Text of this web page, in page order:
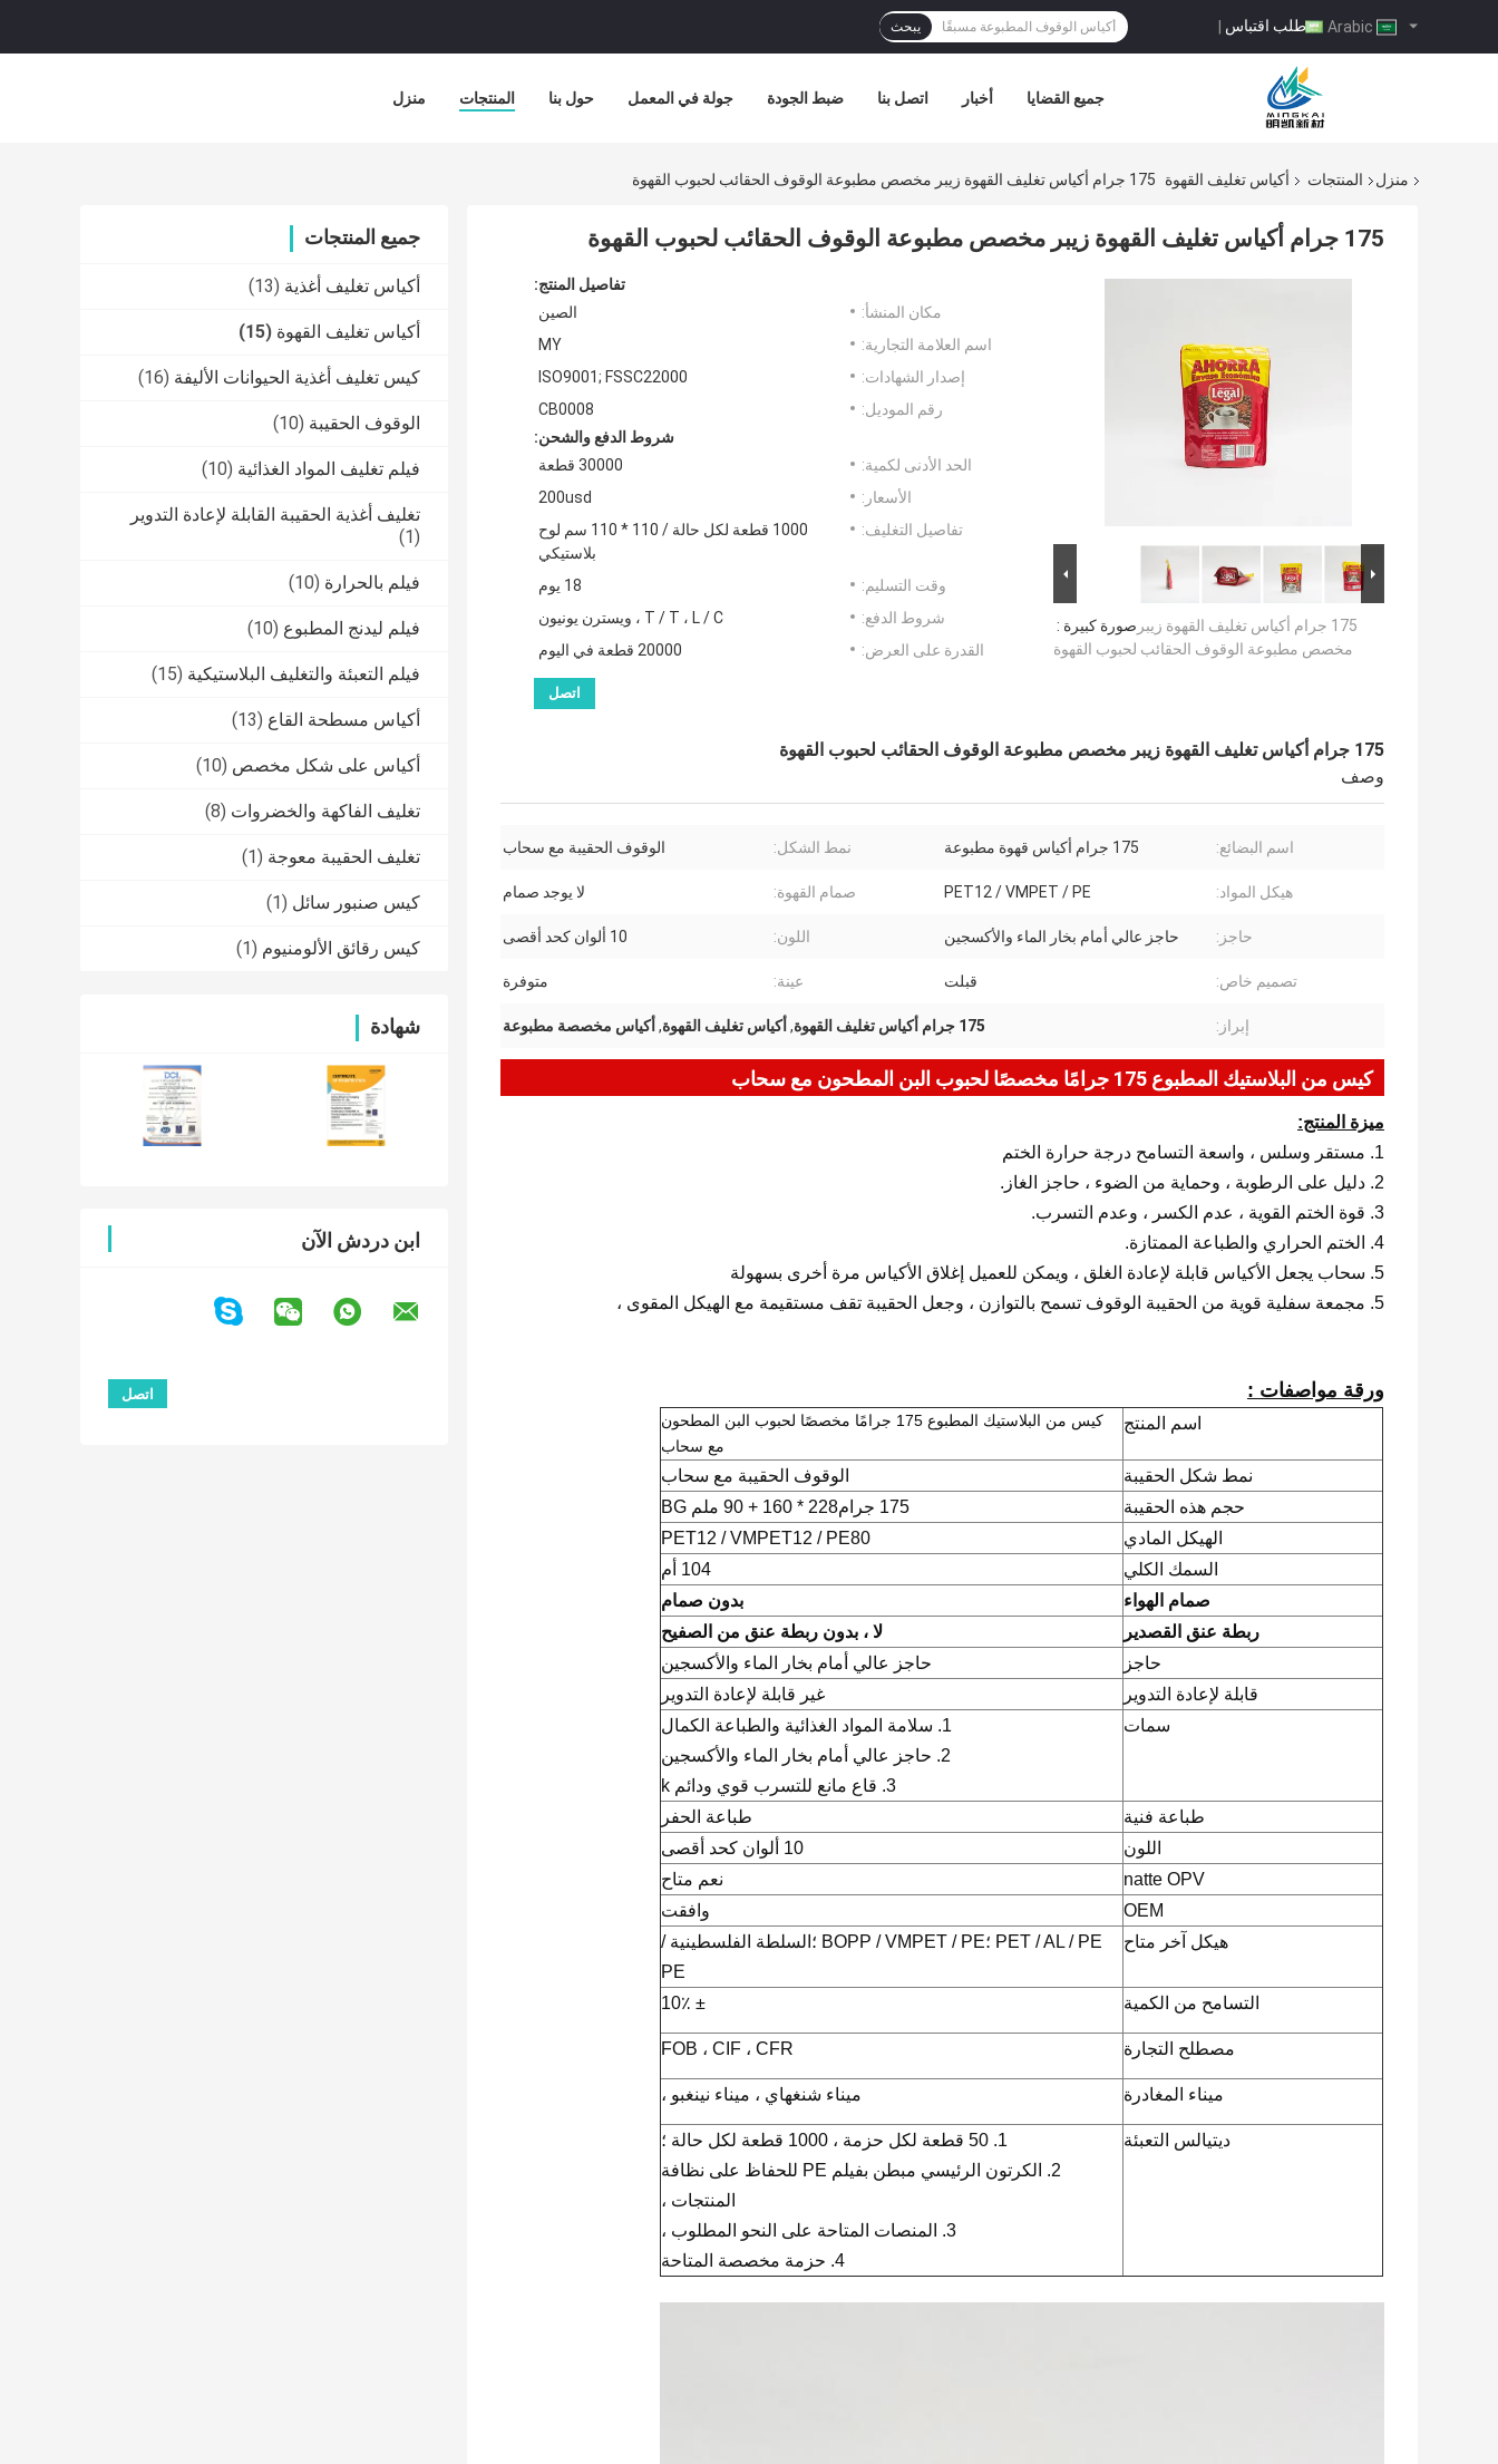
طلب اقتباس | يبحث
منزل المنتجات حول بنا جولة في المعمل ضبط الجودة اتصل بنا أخبار جميع القضايا
منزل المنتجات أكياس تغليف القهوة 175 جرام أكياس تغليف القهوة زيبر مخصص مطبوعة الوقوف الحقائب لحبوب القهوة
جميع المنتجات
أكياس تغليف أغذية (13)
أكياس تغليف القهوة (15)
كيس تغليف أغذية الحيوانات الأليفة (16)
الوقوف الحقيبة (10)
فيلم تغليف المواد الغذائية (10)
تغليف أغذية الحقيبة القابلة لإعادة التدوير
(1)
فيلم بالحرارة (10)
فيلم ليدنج المطبوع (10)
فيلم التعبئة والتغليف البلاستيكية (15)
أكياس مسطحة القاع (13)
أكياس على شكل مخصص (10)
تغليف الفاكهة والخضروات (8)
تغليف الحقيبة معوجة (1)
كيس صنبور سائل (1)
كيس رقائق الألومنيوم (1)
شهادة
ابن دردش الآن
175 جرام أكياس تغليف القهوة زيبر مخصص مطبوعة الوقوف الحقائب لحبوب القهوة
صورة كبيرة : 175 جرام أكياس تغليف القهوة زيبر
مخصص مطبوعة الوقوف الحقائب لحبوب القهوة
تفاصيل المنتج:
مكان المنشأ:
الصين
اسم العلامة التجارية:
MY
إصدار الشهادات:
ISO9001; FSSC22000
رقم الموديل:
CB0008
شروط الدفع والشحن:
الحد الأدنى لكمية:
30000 قطعة
الأسعار:
200usd
تفاصيل التغليف:
1000 قطعة لكل حالة / 110 * 110 سم لوح
بلاستيكي
وقت التسليم:
18 يوم
شروط الدفع:
T / T ، L / C ، ويسترن يونيون
القدرة على العرض:
20000 قطعة في اليوم
اتصل
175 جرام أكياس تغليف القهوة زيبر مخصص مطبوعة الوقوف الحقائب لحبوب القهوة
وصف
اسم البضائع: 175 جرام أكياس قهوة مطبوعة نمط الشكل: الوقوف الحقيبة مع سحاب
هيكل المواد: PET12 / VMPET / PE صمام القهوة: لا يوجد صمام
حاجز: حاجز عالي أمام بخار الماء والأكسجين اللون: 10 ألوان كحد أقصى
تصميم خاص: قبلت عينة: متوفرة
إبراز: 175 جرام أكياس تغليف القهوة , أكياس تغليف القهوة, أكياس مخصصة مطبوعة
كيس من البلاستيك المطبوع 175 جرامًا مخصصًا لحبوب البن المطحون مع سحاب
ميزة المنتج:
1. مستقر وسلس ، واسعة التسامح درجة حرارة الختم
2. دليل على الرطوبة ، وحماية من الضوء ، حاجز الغاز.
3. قوة الختم القوية ، عدم الكسر ، وعدم التسرب.
4. الختم الحراري والطباعة الممتازة.
5. سحاب يجعل الأكياس قابلة لإعادة الغلق ، ويمكن للعميل إغلاق الأكياس مرة أخرى بسهولة
5. مجمعة سفلية قوية من الحقيبة الوقوف تسمح بالتوازن ، وجعل الحقيبة تقف مستقيمة مع الهيكل المقوى ،
ورقة مواصفات :
اسم المنتج
كيس من البلاستيك المطبوع 175 جرامًا مخصصًا لحبوب البن المطحون
مع سحاب
نمط شكل الحقيبة
الوقوف الحقيبة مع سحاب
حجم هذه الحقيبة
175 جرام228 * 160 + 90 ملم BG
الهيكل المادي
PET12 / VMPET12 / PE80
السمك الكلي
104 أم
صمام الهواء
بدون صمام
ربطة عنق القصدير
لا ، بدون ربطة عنق من الصفيح
حاجز
حاجز عالي أمام بخار الماء والأكسجين
قابلة لإعادة التدوير
غير قابلة لإعادة التدوير
سمات
1. سلامة المواد الغذائية والطباعة الكمال
2. حاجز عالي أمام بخار الماء والأكسجين
3. قاع مانع للتسرب قوي ودائم k
طباعة فنية
طباعة الحفر
اللون
10 ألوان كحد أقصى
natte OPV
نعم متاح
OEM
وافقت
هيكل آخر متاح
PET / AL / PE ؛BOPP / VMPET / PE ؛السلطة الفلسطينية /
PE
التسامح من الكمية
± 10٪
مصطلح التجارة FOB ، CIF ، CFR
ميناء المغادرة ميناء شنغهاي ، ميناء نينغبو ،
ديتيالس التعبئة
1. 50 قطعة لكل حزمة ، 1000 قطعة لكل حالة ؛
2. الكرتون الرئيسي مبطن بفيلم PE للحفاظ على نظافة
المنتجات ،
3. المنصات المتاحة على النحو المطلوب ،
4. حزمة مخصصة المتاحة